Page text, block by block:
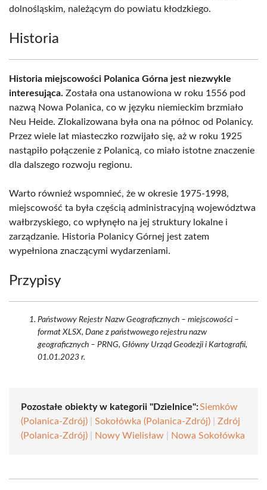
dolnośląskim, należącym do powiatu kłodzkiego.
Historia
Historia miejscowości Polanica Górna jest niezwykle
interesująca. Została ona ustanowiona w roku 1556 pod
nazwą Nowa Polanica, co w języku niemieckim brzmiało
Neu Heide. Zlokalizowana była ona na północ od Polanicy.
Przez wiele lat miasteczko rozwijało się, aż w roku 1925
nastąpiło połączenie z Polanicą, co miało istotne znaczenie
dla dalszego rozwoju regionu.
Warto również wspomnieć, że w okresie 1975-1998,
miejscowość ta była częścią administracyjną województwa
wałbrzyskiego, co wpłynęło na jej struktury lokalne i
zarządzanie. Historia Polanicy Górnej jest zatem
wypełniona znaczącymi wydarzeniami.
Przypisy
Państwowy Rejestr Nazw Geograficznych – miejscowości –
format XLSX, Dane z państwowego rejestru nazw
geograficznych – PRNG, Główny Urząd Geodezji i Kartografii,
01.01.2023 r.
Pozostałe obiekty w kategorii "Dzielnice":Siemków
(Polanica-Zdrój)
Sokołówka (Polanica-Zdrój)
Zdrój
(Polanica-Zdrój)
Nowy Wielisław Nowa Sokołówka